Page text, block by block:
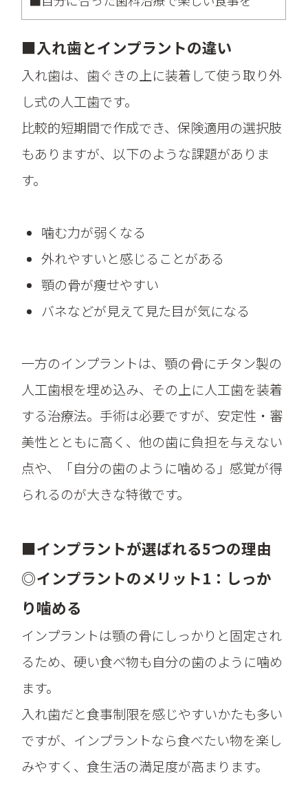
■入れ歯とインプラントの違い
入れ歯は、歯ぐきの上に装着して使う取り外
し式の人工歯です。
比較的短期間で作成でき、保険適用の選択肢
もありますが、以下のような課題がありま
す。
噛む力が弱くなる
外れやすいと感じることがある
顎の骨が痩せやすい
バネなどが見えて見た目が気になる
一方のインプラントは、顎の骨にチタン製の
人工歯根を埋め込み、その上に人工歯を装着
する治療法。手術は必要ですが、安定性・審
美性とともに高く、他の歯に負担を与えない
点や、「自分の歯のように噛める」感覚が得
られるのが大きな特徴です。
■インプラントが選ばれる5つの理由
◎インプラントのメリット1：しっか
り噛める
インプラントは顎の骨にしっかりと固定され
るため、硬い食べ物も自分の歯のように噛め
ます。
入れ歯だと食事制限を感じやすいかたも多い
ですが、インプラントなら食べたい物を楽し
みやすく、食生活の満足度が高まります。